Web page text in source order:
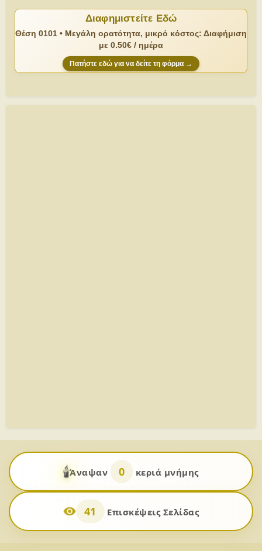
Διαφημιστείτε Εδώ
Θέση 0101 • Μεγάλη ορατότητα, μικρό κόστος: Διαφήμιση
με 0.50€ / ημέρα
Πατήστε εδώ για να δείτε τη φόρμα →
🕯️Άναψαν 0 κεριά μνήμης
41 Επισκέψεις Σελίδας